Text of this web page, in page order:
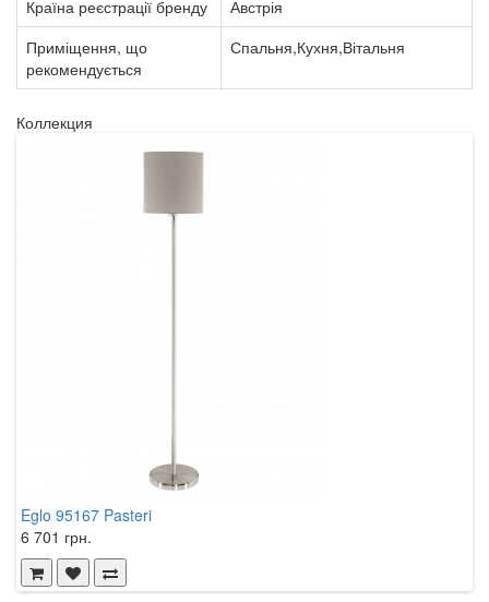
Країна реєстрації бренду
Австрія
Приміщення, що
рекомендується
Спальня,Кухня,Вітальня
Коллекция
Eglo 95167 Pasteri
6 701 грн.